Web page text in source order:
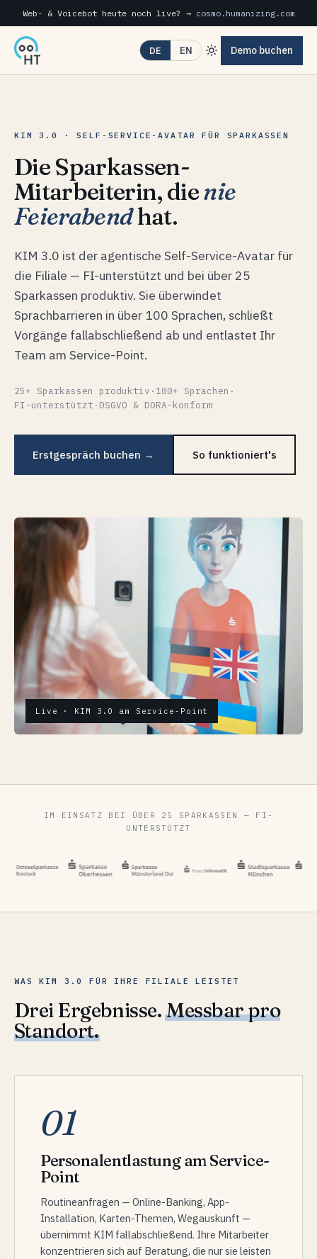
Web- & Voicebot heute noch live? → cosmo.humanizing.com
DE EN Demo buchen
KIM 3.0 · SELF-SERVICE-AVATAR FÜR SPARKASSEN
Die Sparkassen-
Mitarbeiterin, dienie
Feierabendhat.
KIM 3.0 ist der agentische Self-Service-Avatar für
die Filiale — FI-unterstützt und bei über 25
Sparkassen produktiv. Sie überwindet
Sprachbarrieren in über 100 Sprachen, schließt
Vorgänge fallabschließend ab und entlastet Ihr
Team am Service-Point.
25+ Sparkassen produktiv · 100+ Sprachen ·
FI-unterstützt · DSGVO & DORA-konform
Erstgespräch buchen → So funktioniert's
Live · KIM 3.0 am Service-Point
IM EINSATZ BEI ÜBER 25 SPARKASSEN — FI-
UNTERSTÜTZT
WAS KIM 3.0 FÜR IHRE FILIALE LEISTET
Drei Ergebnisse.Messbar pro
Standort.
01
Personalentlastung am Service-
Point
Routineanfragen — Online-Banking, App-
Installation, Karten-Themen, Wegauskunft —
übernimmt KIM fallabschließend. Ihre Mitarbeiter
konzentrieren sich auf Beratung, die nur sie leisten